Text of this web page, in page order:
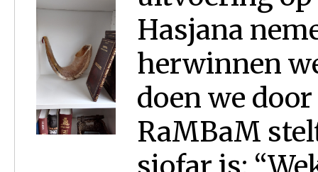
Hasjana
herwinnen
doen we
RaMBaM